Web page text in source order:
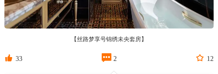
【丝路梦享号锦绣未央套房】
 33  2  12